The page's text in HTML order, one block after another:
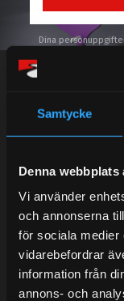
Samtycke
Denna webbplats
Vi använder
och annonserna
för sociala medier
vidarebefordrar
information från
annons- och
Dina
Kundtjänst
Semestertider.
Under V.27 -
under sommaren
det helt stängt.
Mån-Tors: 10:30-
Lunchstängt